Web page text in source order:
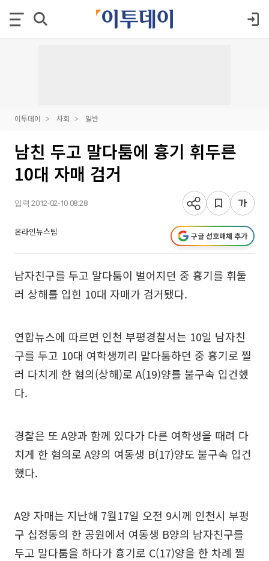
이투데이 사회 일반
남친 두고 말다툼에 흉기 휘두른
10대 자매 검거
입력 2012-02-10 08:28
온라인뉴스팀 구글 선호매체 추가
남자친구를 두고 말다툼이 벌어지던 중 흉기를 휘둘
러 상해를 입힌 10대 자매가 검거됐다.
연합뉴스에 따르면 인천 부평경찰서는 10일 남자친
구를 두고 10대 여학생끼리 맡다툼하던 중 흉기로 찔
러 다치게 한 혐의(상해)로 A(19)양를 불구속 입건했
다.
경찰은 또 A양과 함께 있다가 다른 여학생을 때려 다
치게 한 혐의로 A양의 여동생 B(17)양도 불구속 입건
했다.
A양 자매는 지난해 7월17일 오전 9시께 인천시 부평
구 십정동의 한 공원에서 여동생 B양의 남자친구를
두고 말다툼을 하다가 흉기로 C(17)양을 한 차례 찔